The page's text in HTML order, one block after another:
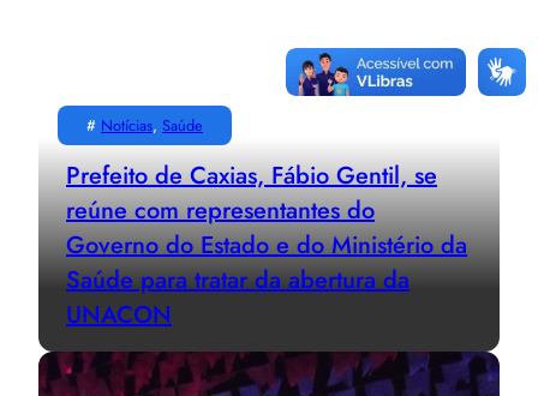
# Notícias, Saúde
Prefeito de Caxias, Fábio Gentil, se
reúne com representantes do
Governo do Estado e do Ministério da
Saúde para tratar da abertura da
UNACON